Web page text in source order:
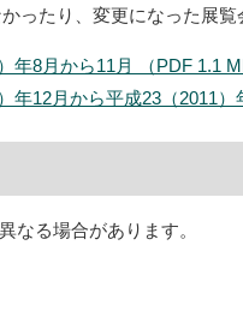
ったり、変更になった展覧
8月から11月 （PDF 1.1
12月から平成23（2011）
なる場合があります。